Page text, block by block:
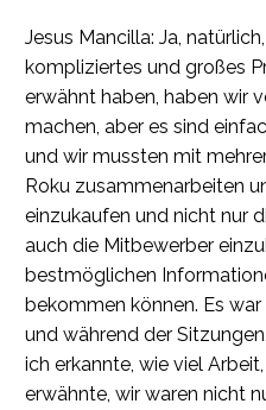
Jesus Mancilla: Ja,
kompliziertes und großes
erwähnt haben, haben wir
machen, aber es sind
und wir mussten mit
Roku zusammenarbeiten
einzukaufen und nicht nur
auch die Mitbewerber
bestmöglichen
bekommen können. Es
und während der
ich erkannte, wie viel
erwähnte, wir waren nicht